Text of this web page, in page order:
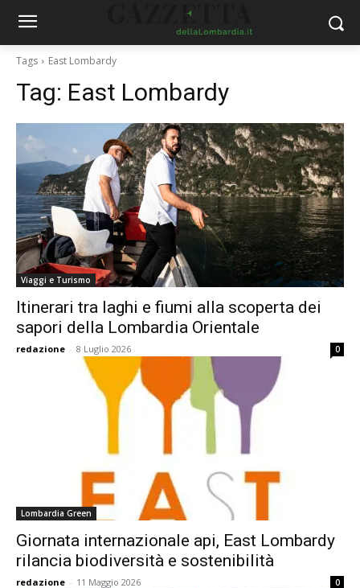
Tags East Lombardy
Tag: East Lombardy
Viaggi e Turismo
Itinerari tra laghi e fiumi alla scoperta dei
sapori della Lombardia Orientale
redazione - 8 Luglio 2026 0
Lombardia Green
Giornata internazionale api, East Lombardy
rilancia biodiversità e sostenibilità
redazione - 11 Maggio 2026 0